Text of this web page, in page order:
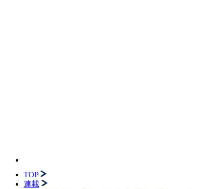
TOP
連載